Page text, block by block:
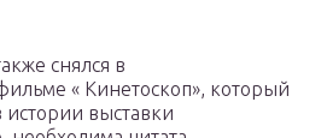
снялся в
« Кинетоскоп», который
истории выставки